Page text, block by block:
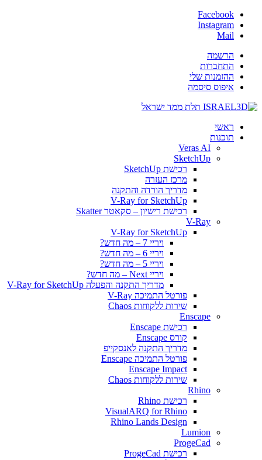
Facebook
Instagram
Mail
הרשמה
התחברות
ההזמנות שלי
איפוס סיסמה
ראשי
תוכנות
Veras AI
SketchUp
רכישת SketchUp
מרכז העזרה
מדריך הורדה והתקנה
V-Ray for SketchUp
רכישת רישיון – סקאטר Skatter
V-Ray
V-Ray for SketchUp
ויריי 7 – מה חדש?
ויריי 6 – מה חדש?
ויריי 5 – מה חדש?
ויריי Next – מה חדש?
מדריך התקנה והפעלה V-Ray for SketchUp
פורטל התמיכה V-Ray
שירות ללקוחות Chaos
Enscape
רכישת Enscape
קורס Enscape
מדריך התקנה לאנסקייפ
פורטל התמיכה Enscape
Enscape Impact
שירות ללקוחות Chaos
Rhino
רכישת Rhino
VisualARQ for Rhino
Rhino Lands Design
Lumion
ProgeCad
רכישת ProgeCad